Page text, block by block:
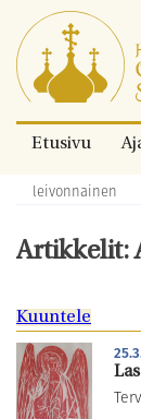
Siirry
suoraan
sisältöön.
Etusivu
Murupolku:
leivonnainen
Artikkelit:
Kuuntele